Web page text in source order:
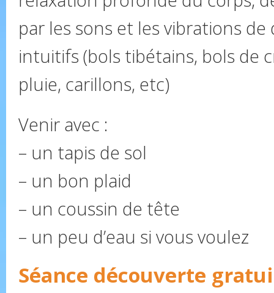
par les sons et les vibrations
intuitifs (bols tibétains, bols de
pluie, carillons, etc)
Venir avec :
– un tapis de sol
– un bon plaid
– un coussin de tête
– un peu d’eau si vous voulez
Séance découverte